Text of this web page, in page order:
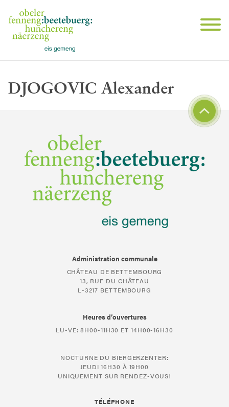
DJOGOVIC Alexander
Administration communale
CHÂTEAU DE BETTEMBOURG
13, RUE DU CHÂTEAU
L-3217 BETTEMBOURG
Heures d’ouvertures
LU-VE: 8H00-11H30 ET 14H00-16H30
NOCTURNE DU BIERGERZENTER:
JEUDI 16H30 À 19H00
UNIQUEMENT SUR RENDEZ-VOUS!
TÉLÉPHONE